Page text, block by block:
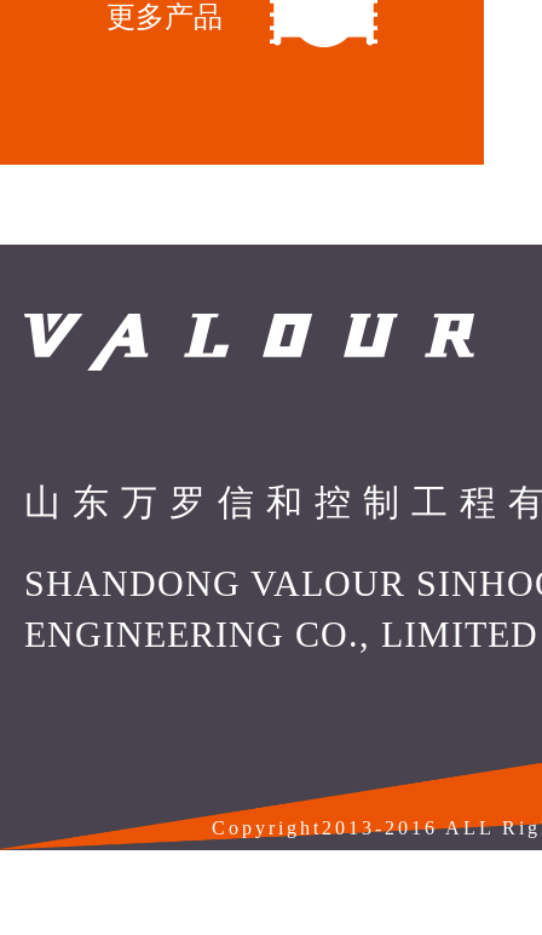
更多产品
山东万罗信和控制工程
SHANDONG VALOUR
ENGINEERING CO., LIMITED
Copyright2013-2016 ALL